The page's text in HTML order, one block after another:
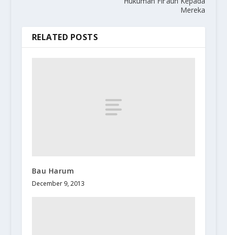
Mereka
RELATED POSTS
Bau Harum
December 9, 2013